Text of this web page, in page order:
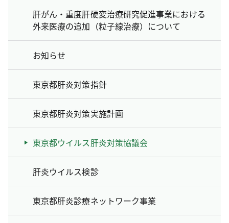
肝がん・重度肝硬変治療研究促進事業における
外来医療の追加（粒子線治療）について
お知らせ
東京都肝炎対策指針
東京都肝炎対策実施計画
東京都ウイルス肝炎対策協議会
肝炎ウイルス検診
東京都肝炎診療ネットワーク事業